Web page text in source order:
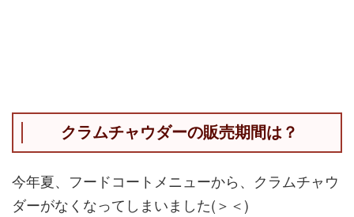
クラムチャウダーの販売期間は？
今年夏、フードコートメニューから、クラムチャウ
ダーがなくなってしまいました(＞＜)